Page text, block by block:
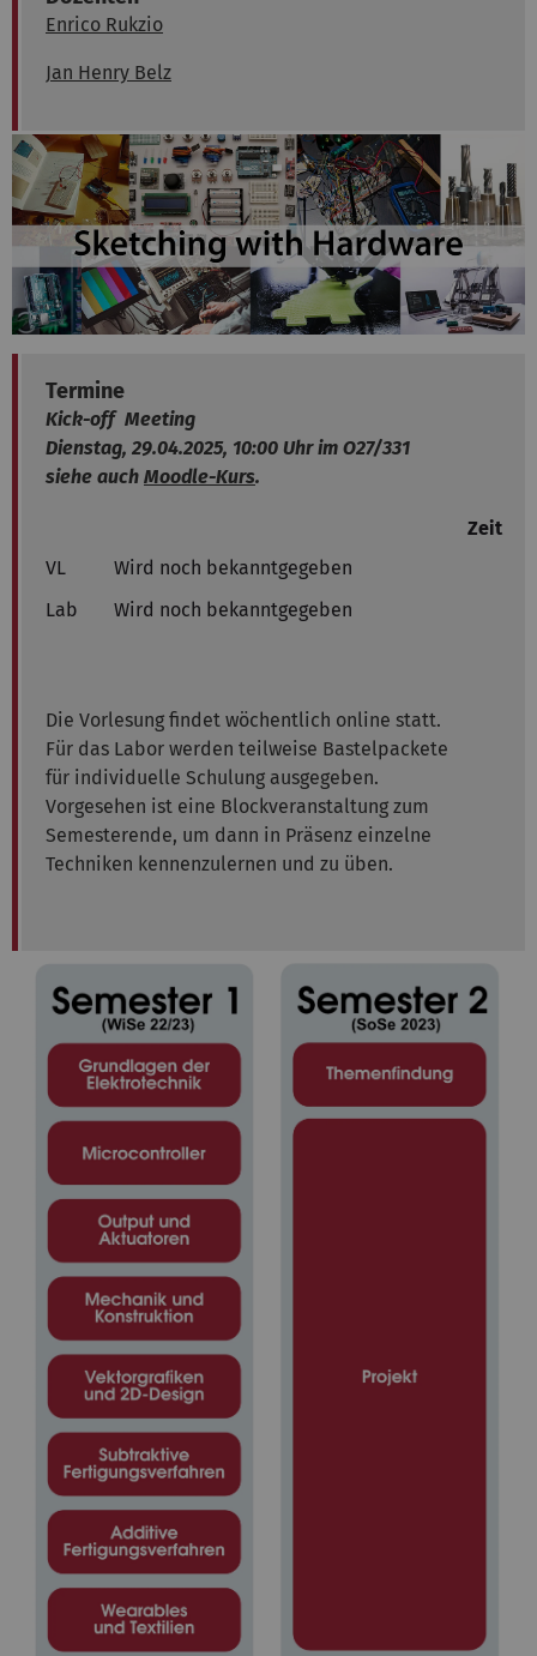
Enrico Rukzio
Jan Henry Belz
Termine
Kick-off Meeting
Dienstag, 29.04.2025, 10:00 Uhr im O27/331
siehe auch Moodle-Kurs.
Zeit
VL
Wird noch bekanntgegeben
Lab
Wird noch bekanntgegeben
Die Vorlesung findet wöchentlich online statt.
Für das Labor werden teilweise Bastelpackete
für individuelle Schulung ausgegeben.
Vorgesehen ist eine Blockveranstaltung zum
Semesterende, um dann in Präsenz einzelne
Techniken kennenzulernen und zu üben.